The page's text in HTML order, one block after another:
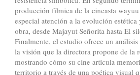
producción fílmica de la cineasta
especial atención a la evolución estética
obra, desde Majayut Señorita hasta El
Finalmente, el estudio ofrece un
la visión que la directora propone de la
mostrando cómo su cine articula
territorio a través de una poética visual